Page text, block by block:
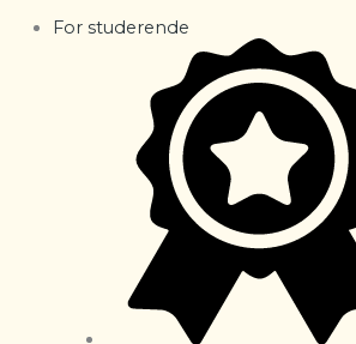
For studerende